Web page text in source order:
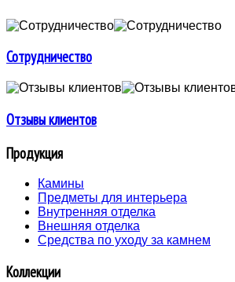
Сотрудничество
Отзывы клиентов
Продукция
Камины
Предметы для интерьера
Внутренняя отделка
Внешняя отделка
Средства по уходу за камнем
Коллекции